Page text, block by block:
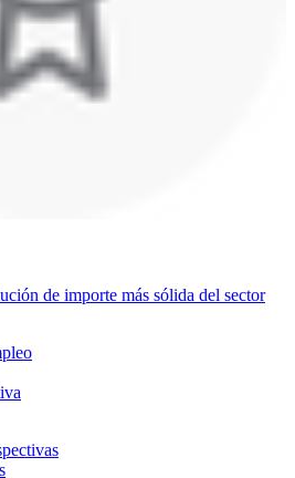
de importe más sólida del sector